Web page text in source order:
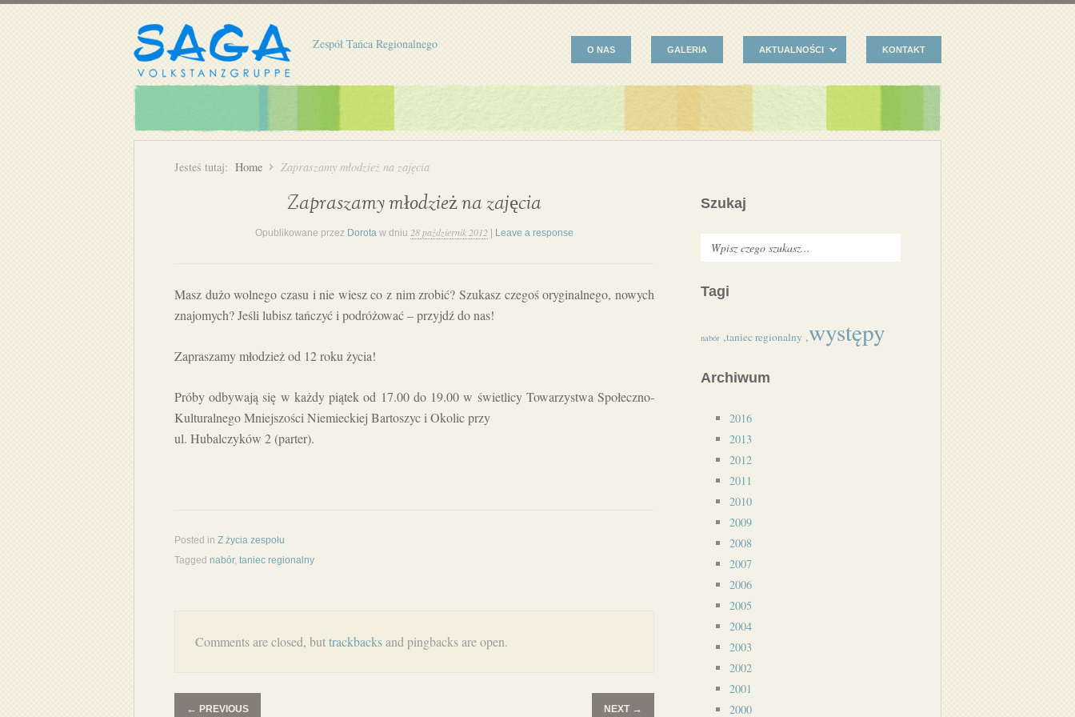
Zespół Tańca Regionalnego O NAS GALERIA AKTUALNOŚCI KONTAKT
Jesteś tutaj: Home Zapraszamy młodzież na zajęcia
Zapraszamy młodzież na zajęcia
Opublikowane przez Dorota w dniu 28 październik 2012 Leave a response
Masz dużo wolnego czasu i nie wiesz co z nim zrobić? Szukasz czegoś oryginalnego, nowych
znajomych? Jeśli lubisz tańczyć i podróżować – przyjdź do nas!
Zapraszamy młodzież od 12 roku życia!
Próby odbywają się w każdy piątek od 17.00 do 19.00 w świetlicy Towarzystwa Społeczno-
Kulturalnego Mniejszości Niemieckiej Bartoszyc i Okolic przy
ul. Hubalczyków 2 (parter).
Posted in Z życia zespołu
Tagged nabór, taniec regionalny
Comments are closed, buttrackbacksand pingbacks are open.
← PREVIOUS NEXT →
Szukaj
Tagi
nabór ,taniec regionalny ,występy
Archiwum
2016
2013
2012
2011
2010
2009
2008
2007
2006
2005
2004
2003
2002
2001
2000